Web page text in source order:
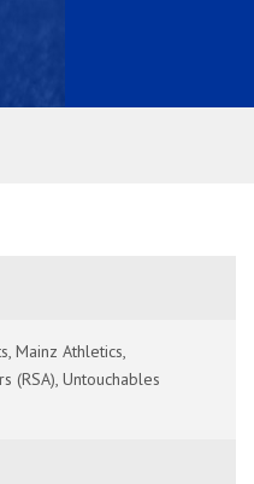
Mainz Athletics,
(RSA), Untouchables